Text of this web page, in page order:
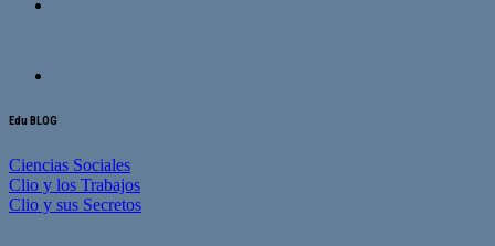
Edu BLOG
Ciencias Sociales
Clio y los Trabajos
Clio y sus Secretos